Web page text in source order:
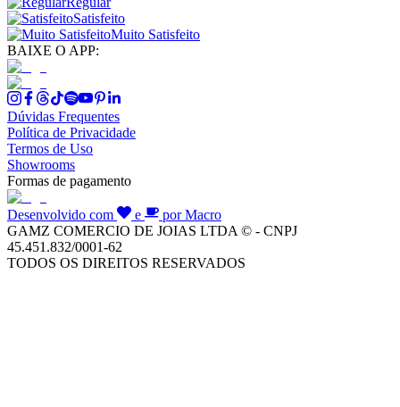
Satisfeito
Muito Satisfeito
BAIXE O APP:
Dúvidas Frequentes
Política de Privacidade
Termos de Uso
Showrooms
Formas de pagamento
Desenvolvido com e
por Macro
GAMZ COMERCIO DE JOIAS LTDA © - CNPJ
45.451.832/0001-62
TODOS OS DIREITOS RESERVADOS